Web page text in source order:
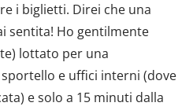
i biglietti. Direi che una
sentita! Ho gentilmente
lottato per una
e uffici interni (dove
e solo a 15 minuti dalla